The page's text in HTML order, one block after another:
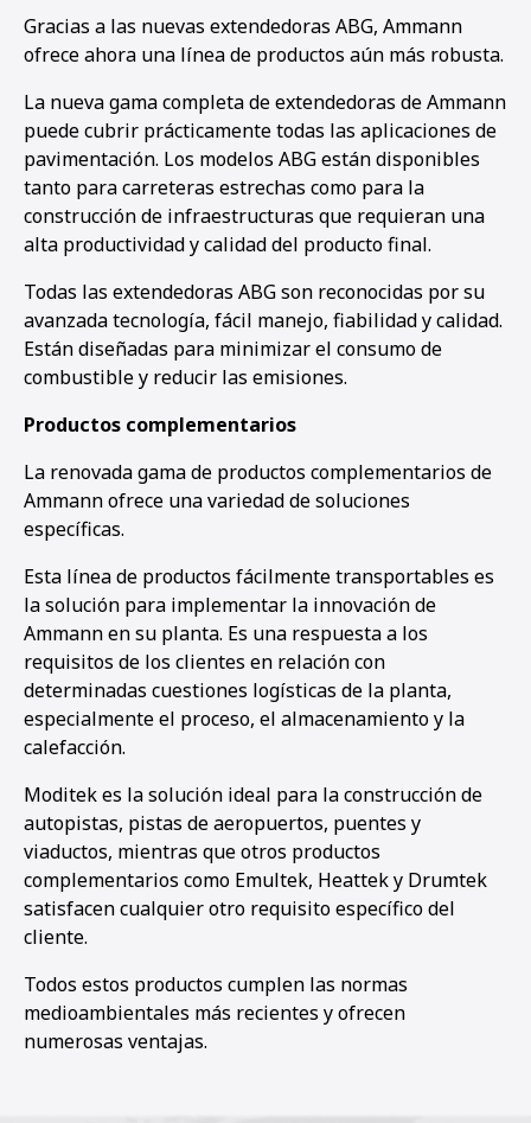
Gracias a las nuevas extendedoras ABG, Ammann
ofrece ahora una línea de productos aún más robusta.
La nueva gama completa de extendedoras de Ammann
puede cubrir prácticamente todas las aplicaciones de
pavimentación. Los modelos ABG están disponibles
tanto para carreteras estrechas como para la
construcción de infraestructuras que requieran una
alta productividad y calidad del producto final.
Todas las extendedoras ABG son reconocidas por su
avanzada tecnología, fácil manejo, fiabilidad y calidad.
Están diseñadas para minimizar el consumo de
combustible y reducir las emisiones.
Productos complementarios
La renovada gama de productos complementarios de
Ammann ofrece una variedad de soluciones
específicas.
Esta línea de productos fácilmente transportables es
la solución para implementar la innovación de
Ammann en su planta. Es una respuesta a los
requisitos de los clientes en relación con
determinadas cuestiones logísticas de la planta,
especialmente el proceso, el almacenamiento y la
calefacción.
Moditek es la solución ideal para la construcción de
autopistas, pistas de aeropuertos, puentes y
viaductos, mientras que otros productos
complementarios como Emultek, Heattek y Drumtek
satisfacen cualquier otro requisito específico del
cliente.
Todos estos productos cumplen las normas
medioambientales más recientes y ofrecen
numerosas ventajas.